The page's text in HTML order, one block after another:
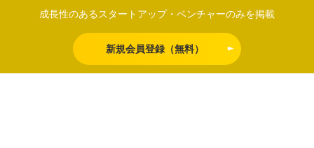
成長性のあるスタートアップ・ベンチャーのみを掲載
新規会員登録（無料）